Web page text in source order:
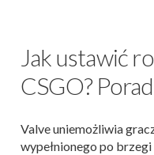
Jak ustawić
CSGO?
Valve uniemożliwia
wypełnionego po